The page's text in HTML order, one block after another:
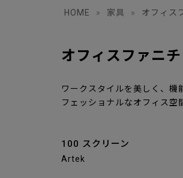
HOME » 家具 » オフィス
オフィスファニ
ワークスタイルを美しく、機
フェッショナルなオフィス空
100 スクリーン
Artek